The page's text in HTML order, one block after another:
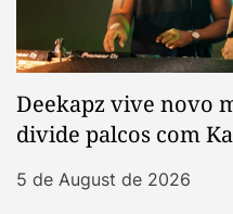
Deekapz vive novo
divide palcos com
5 de August de 2026